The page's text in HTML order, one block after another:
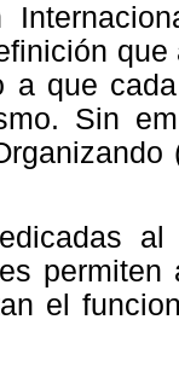
a que
Sin
el